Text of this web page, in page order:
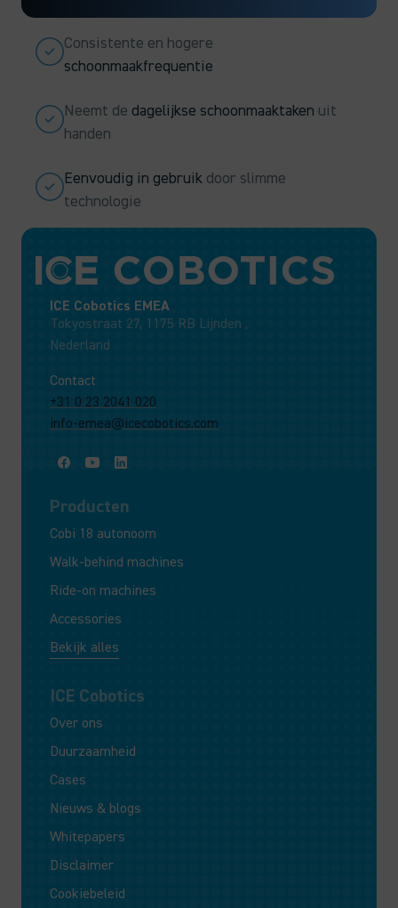
Consistente en hogere
schoonmaakfrequentie
Neemt de dagelijkse schoonmaaktaken uit
handen
Eenvoudig in gebruik door slimme
technologie
ICE Cobotics EMEA
Tokyostraat 27, 1175 RB Lijnden ,
Nederland
Contact
+31 0 23 2041 020
info-emea@icecobotics.com
Producten
Cobi 18 autonoom
Walk-behind machines
Ride-on machines
Accessories
Bekijk alles
ICE Cobotics
Over ons
Duurzaamheid
Cases
Nieuws & blogs
Whitepapers
Disclaimer
Cookiebeleid